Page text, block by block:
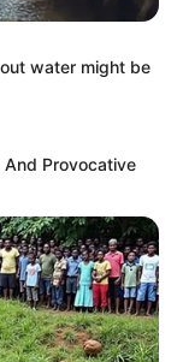
на
суддя
Стан
на
water might be
Provocative